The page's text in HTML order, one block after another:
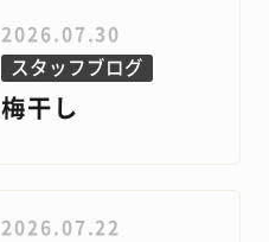
2026.07.30
スタッフブログ
梅干し
2026.07.22